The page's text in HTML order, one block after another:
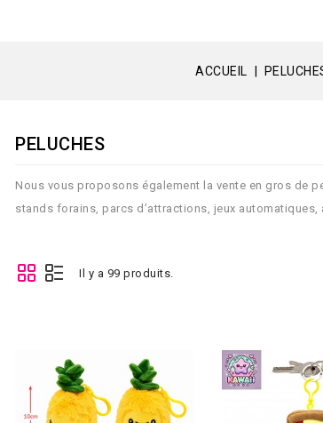
ACCUEIL
PELUCHES
Nous vous proposons également la vente en gros de
stands forains, parcs d’attractions, jeux
Il y a 99 produits.